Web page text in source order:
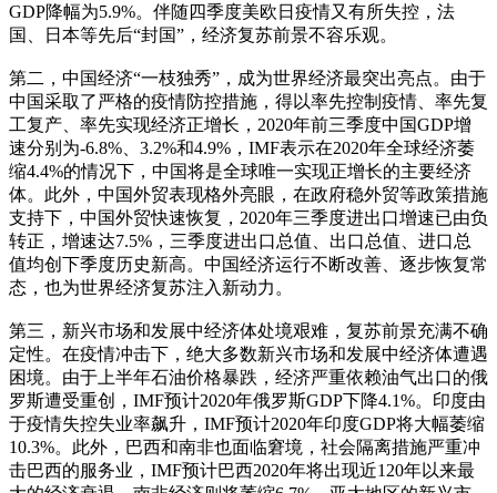
GDP降幅为5.9%。伴随四季度美欧日疫情又有所失控，法
国、日本等先后“封国”，经济复苏前景不容乐观。
第二，中国经济“一枝独秀”，成为世界经济最突出亮点。由于
中国采取了严格的疫情防控措施，得以率先控制疫情、率先复
工复产、率先实现经济正增长，2020年前三季度中国GDP增
速分别为-6.8%、3.2%和4.9%，IMF表示在2020年全球经济萎
缩4.4%的情况下，中国将是全球唯一实现正增长的主要经济
体。此外，中国外贸表现格外亮眼，在政府稳外贸等政策措施
支持下，中国外贸快速恢复，2020年三季度进出口增速已由负
转正，增速达7.5%，三季度进出口总值、出口总值、进口总
值均创下季度历史新高。中国经济运行不断改善、逐步恢复常
态，也为世界经济复苏注入新动力。
第三，新兴市场和发展中经济体处境艰难，复苏前景充满不确
定性。在疫情冲击下，绝大多数新兴市场和发展中经济体遭遇
困境。由于上半年石油价格暴跌，经济严重依赖油气出口的俄
罗斯遭受重创，IMF预计2020年俄罗斯GDP下降4.1%。印度由
于疫情失控失业率飙升，IMF预计2020年印度GDP将大幅萎缩
10.3%。此外，巴西和南非也面临窘境，社会隔离措施严重冲
击巴西的服务业，IMF预计巴西2020年将出现近120年以来最